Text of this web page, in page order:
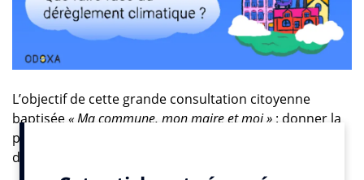
L’objectif de cette grande consultation citoyenne
baptisée« Ma commune, mon maire et moi »: donner la
parole aux Français sur la place et les responsabilités
de leur maire dans la vie quotidienne.